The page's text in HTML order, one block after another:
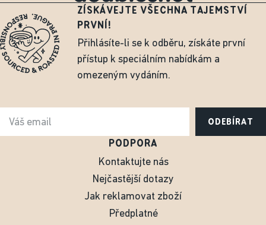
ZÍSKÁVEJTE VŠECHNA TAJEMSTVÍ
PRVNÍ!
Přihlásíte-li se k odběru, získáte první
přístup k speciálním nabídkám a
omezeným vydáním.
ODEBÍRAT
PODPORA
Kontaktujte nás
Nejčastější dotazy
Jak reklamovat zboží
Předplatné